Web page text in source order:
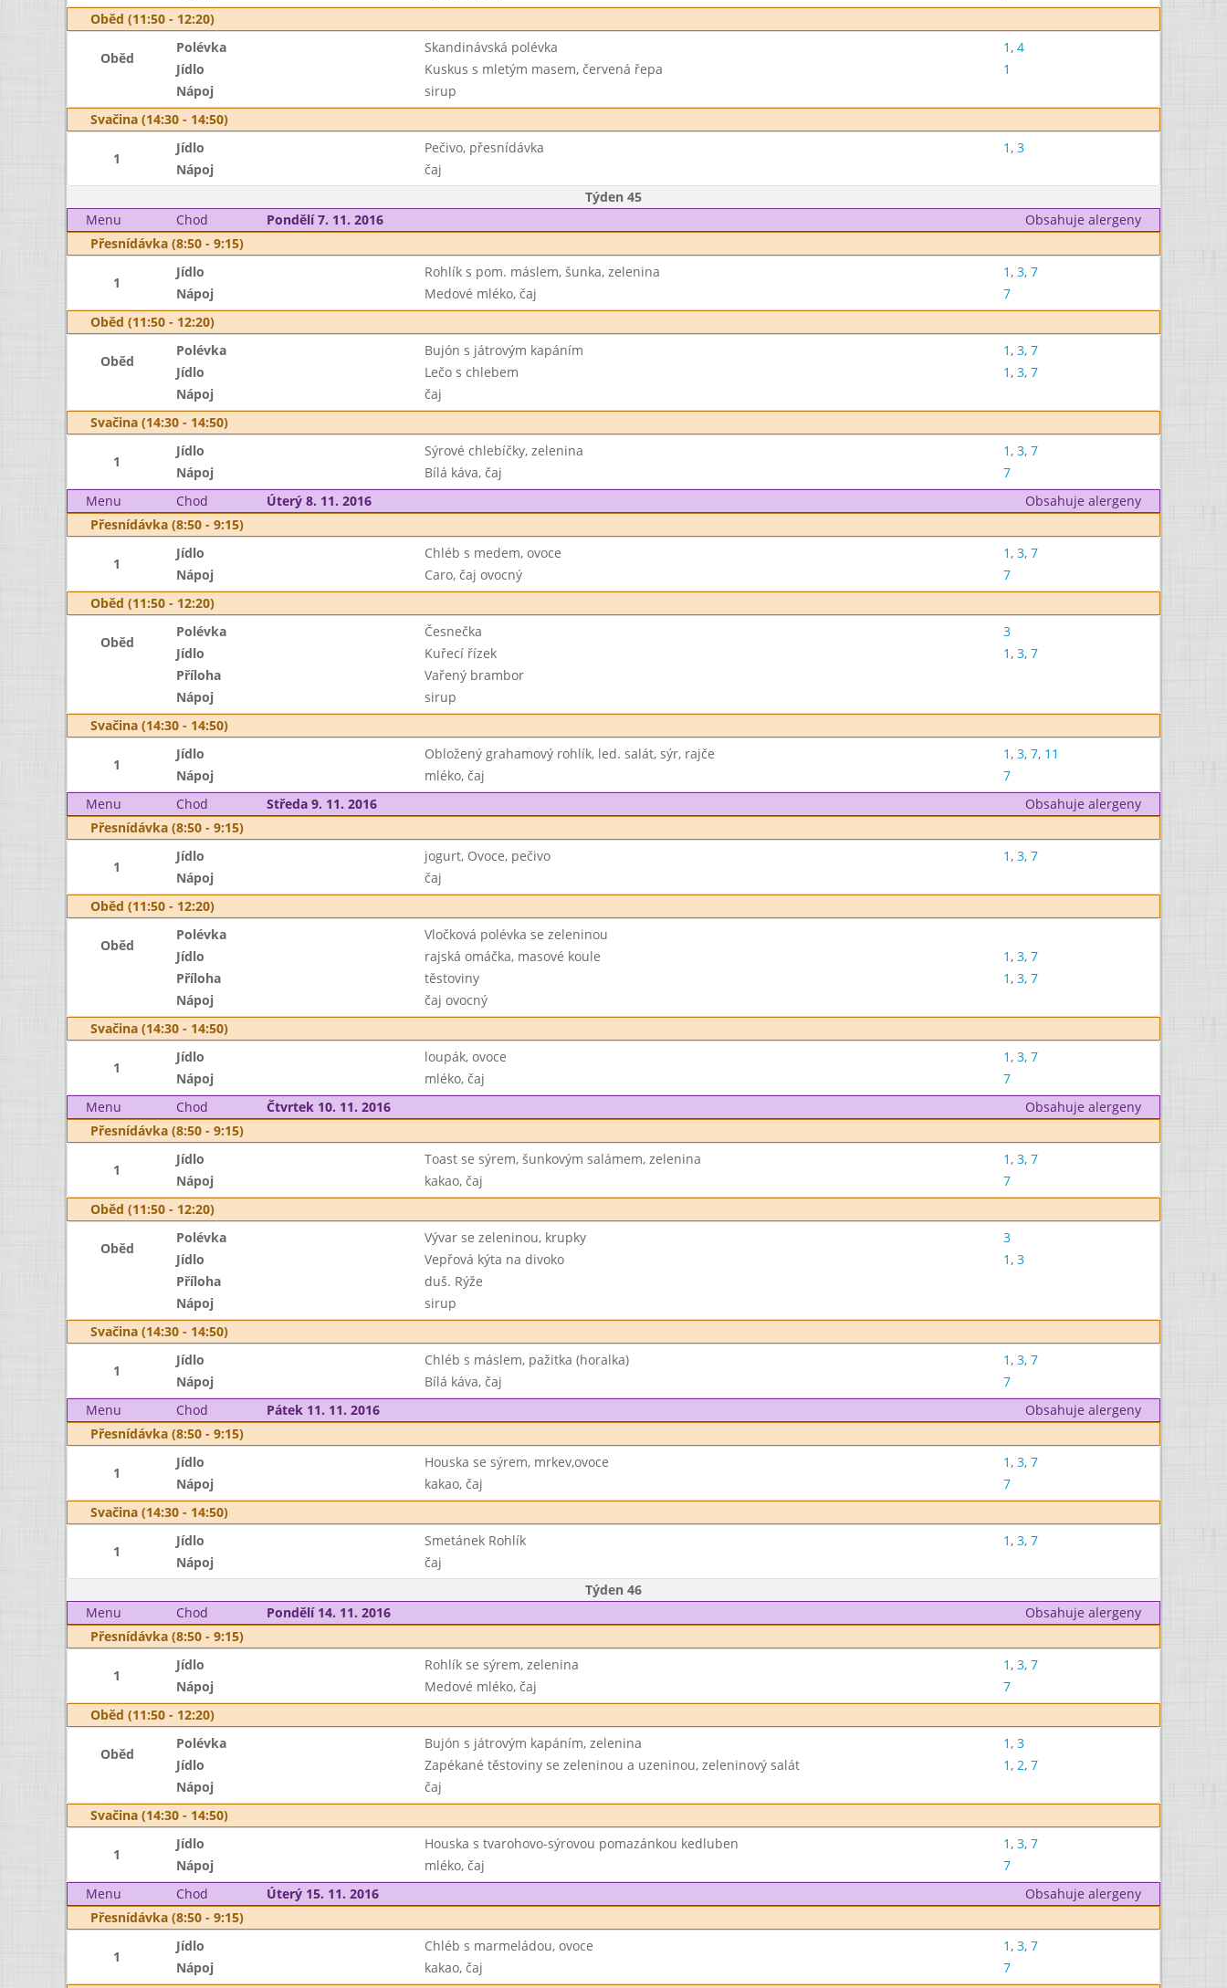
Oběd (11:50 - 12:20)
Oběd
Polévka Skandinávská polévka 1, 4
Jídlo
Kuskus s mletým masem, červená řepa
1
Nápoj
sirup
Svačina (14:30 - 14:50)
1
Jídlo Pečivo, přesnídávka 1, 3
Nápoj
čaj
Týden 45
Menu
Chod Pondělí 7. 11. 2016
Obsahuje alergeny
Přesnídávka (8:50 - 9:15)
1
Jídlo Rohlík s pom. máslem, šunka, zelenina 1, 3, 7
Nápoj
Medové mléko, čaj
7
Oběd (11:50 - 12:20)
Oběd
Polévka Bujón s játrovým kapáním 1, 3, 7
Jídlo
Lečo s chlebem 1, 3, 7
Nápoj
čaj
Svačina (14:30 - 14:50)
1
Jídlo Sýrové chlebíčky, zelenina 1, 3, 7
Nápoj
Bílá káva, čaj
7
Menu
Chod Úterý 8. 11. 2016
Obsahuje alergeny
Přesnídávka (8:50 - 9:15)
1
Jídlo Chléb s medem, ovoce 1, 3, 7
Nápoj
Caro, čaj ovocný
7
Oběd (11:50 - 12:20)
Oběd
Polévka Česnečka
3
Jídlo
Kuřecí řízek 1, 3, 7
Příloha
Vařený brambor
Nápoj
sirup
Svačina (14:30 - 14:50)
1
Jídlo Obložený grahamový rohlík, led. salát, sýr, rajče 1, 3, 7, 11
Nápoj
mléko, čaj
7
Menu
Chod Středa 9. 11. 2016
Obsahuje alergeny
Přesnídávka (8:50 - 9:15)
1
Jídlo jogurt, Ovoce, pečivo 1, 3, 7
Nápoj
čaj
Oběd (11:50 - 12:20)
Oběd
Polévka
Vločková polévka se zeleninou
Jídlo
rajská omáčka, masové koule 1, 3, 7
Příloha
těstoviny 1, 3, 7
Nápoj
čaj ovocný
Svačina (14:30 - 14:50)
1
Jídlo loupák, ovoce 1, 3, 7
Nápoj
mléko, čaj
7
Menu
Chod Čtvrtek 10. 11. 2016
Obsahuje alergeny
Přesnídávka (8:50 - 9:15)
1
Jídlo Toast se sýrem, šunkovým salámem, zelenina 1, 3, 7
Nápoj
kakao, čaj
7
Oběd (11:50 - 12:20)
Oběd
Polévka Vývar se zeleninou, krupky
3
Jídlo
Vepřová kýta na divoko 1, 3
Příloha
duš. Rýže
Nápoj
sirup
Svačina (14:30 - 14:50)
1
Jídlo Chléb s máslem, pažitka (horalka) 1, 3, 7
Nápoj
Bílá káva, čaj
7
Menu
Chod Pátek 11. 11. 2016
Obsahuje alergeny
Přesnídávka (8:50 - 9:15)
1
Jídlo Houska se sýrem, mrkev,ovoce 1, 3, 7
Nápoj
kakao, čaj
7
Svačina (14:30 - 14:50)
1
Jídlo Smetánek Rohlík 1, 3, 7
Nápoj
čaj
Týden 46
Menu
Chod Pondělí 14. 11. 2016
Obsahuje alergeny
Přesnídávka (8:50 - 9:15)
1
Jídlo Rohlík se sýrem, zelenina 1, 3, 7
Nápoj
Medové mléko, čaj
7
Oběd (11:50 - 12:20)
Oběd
Polévka Bujón s játrovým kapáním, zelenina 1, 3
Jídlo
Zapékané těstoviny se zeleninou a uzeninou, zeleninový salát 1, 2, 7
Nápoj
čaj
Svačina (14:30 - 14:50)
1
Jídlo Houska s tvarohovo-sýrovou pomazánkou kedluben 1, 3, 7
Nápoj
mléko, čaj
7
Menu
Chod Úterý 15. 11. 2016
Obsahuje alergeny
Přesnídávka (8:50 - 9:15)
1
Jídlo Chléb s marmeládou, ovoce 1, 3, 7
Nápoj
kakao, čaj
7